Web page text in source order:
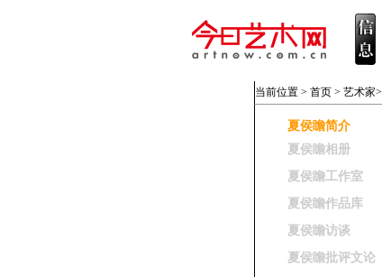
当前位置 > 首页 > 艺术家>
夏侯瞻简介
夏侯瞻相册
夏侯瞻工作室
夏侯瞻作品库
夏侯瞻访谈
夏侯瞻批评文论